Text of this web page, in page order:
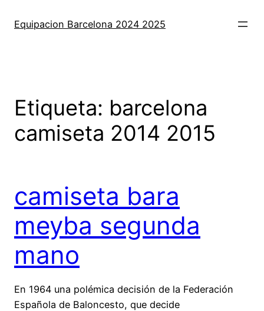
Equipacion Barcelona 2024 2025
Etiqueta: barcelona
camiseta 2014 2015
camiseta bara
meyba segunda
mano
En 1964 una polémica decisión de la Federación
Española de Baloncesto, que decide